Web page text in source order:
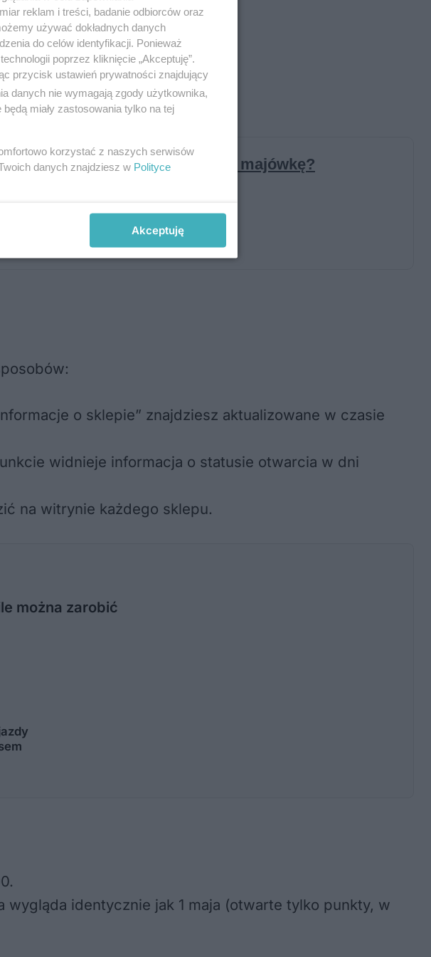
6:00 – 23:00.
o sklepie” znajdziesz aktualizowane w czasie
widnieje informacja o statusie otwarcia w dni
na witrynie każdego sklepu.
można zarobić
identycznie jak 1 maja (otwarte tylko punkty, w
reklam i treści, badanie odbiorców oraz
używać dokładnych danych
do celów identyfikacji. Ponieważ
poprzez kliknięcie „Akceptuję”.
przycisk ustawień prywatności znajdujący
danych nie wymagają zgody użytkownika,
miały zastosowania tylko na tej
korzystać z naszych serwisów
danych znajdziesz w Polityce
Akceptuję